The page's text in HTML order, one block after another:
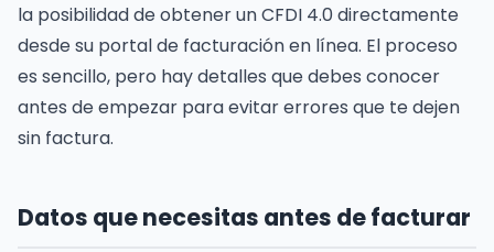
la posibilidad de obtener un CFDI 4.0 directamente
desde su portal de facturación en línea. El proceso
es sencillo, pero hay detalles que debes conocer
antes de empezar para evitar errores que te dejen
sin factura.
Datos que necesitas antes de facturar